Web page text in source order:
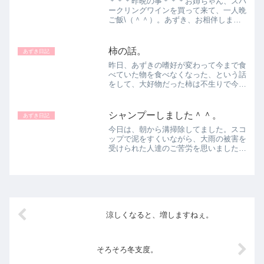
ークリングワインを買って来て、一人晩
ご飯\（＾＾）。あずき、お相伴しま～
まそ！』『あっ、そっちも！』『いや！
こっちのほうがいいな～☆♪...
あずき日記 柿の話。
昨日、あずきの嗜好が変わって今まで食
べていた物を食べなくなった、という話
をして、大好物だった柿は不生りで今年
したよ！大きな柿です☆美味しそうー♪
あずきちゃん、食べるかな...
あずき日記 シャンプーしました＾＾。
今日は、朝から溝掃除してました。スコ
ップで泥をすくいながら、大雨の被害を
受けられた人達のご苦労を思いました。
涼しくなると、増しますねぇ。
そろそろ冬支度。